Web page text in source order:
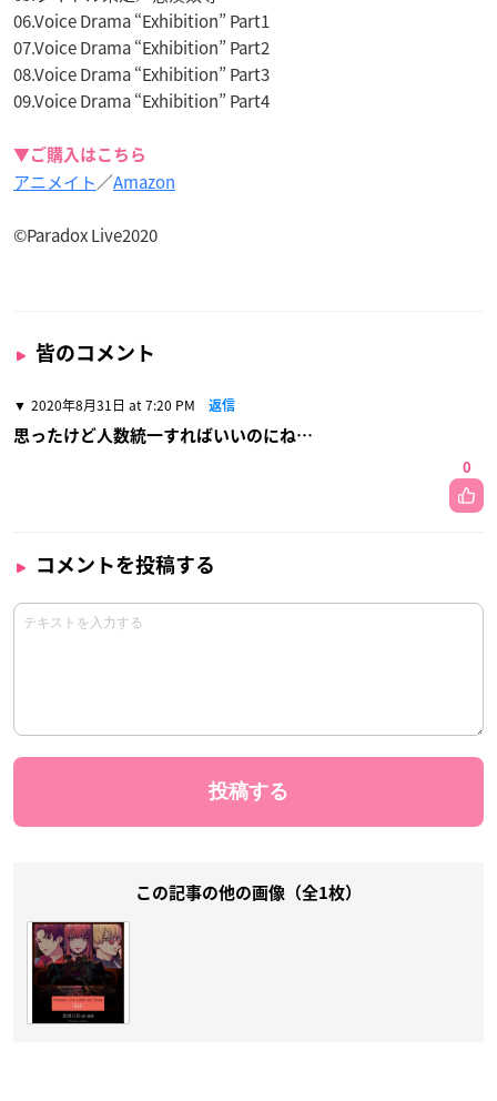
06.Voice Drama “Exhibition” Part1
07.Voice Drama “Exhibition” Part2
08.Voice Drama “Exhibition” Part3
09.Voice Drama “Exhibition” Part4
▼ご購入はこちら
アニメイト／Amazon
©Paradox Live2020
皆のコメント
2020年8月31日 at 7:20 PM 返信
思ったけど人数統一すればいいのにね…
0
コメントを投稿する
この記事の他の画像（全1枚）